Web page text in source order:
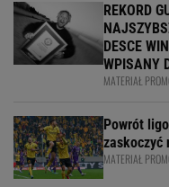
REKORD
DESCE
WPISANY
MATERIAŁ
Powrót
zaskoczyć
MATERIAŁ